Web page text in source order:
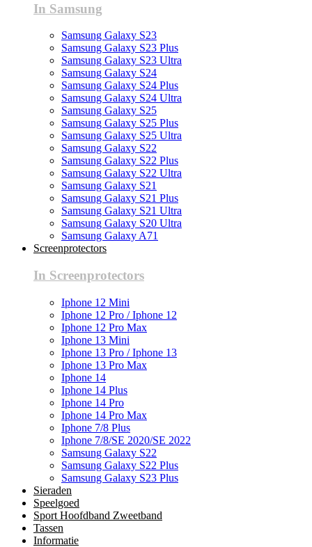
In Samsung
Samsung Galaxy S23
Samsung Galaxy S23 Plus
Samsung Galaxy S23 Ultra
Samsung Galaxy S24
Samsung Galaxy S24 Plus
Samsung Galaxy S24 Ultra
Samsung Galaxy S25
Samsung Galaxy S25 Plus
Samsung Galaxy S25 Ultra
Samsung Galaxy S22
Samsung Galaxy S22 Plus
Samsung Galaxy S22 Ultra
Samsung Galaxy S21
Samsung Galaxy S21 Plus
Samsung Galaxy S21 Ultra
Samsung Galaxy S20 Ultra
Samsung Galaxy A71
Screenprotectors
In Screenprotectors
Iphone 12 Mini
Iphone 12 Pro / Iphone 12
Iphone 12 Pro Max
Iphone 13 Mini
Iphone 13 Pro / Iphone 13
Iphone 13 Pro Max
Iphone 14
Iphone 14 Plus
Iphone 14 Pro
Iphone 14 Pro Max
Iphone 7/8 Plus
Iphone 7/8/SE 2020/SE 2022
Samsung Galaxy S22
Samsung Galaxy S22 Plus
Samsung Galaxy S23 Plus
Sieraden
Speelgoed
Sport Hoofdband Zweetband
Tassen
Informatie